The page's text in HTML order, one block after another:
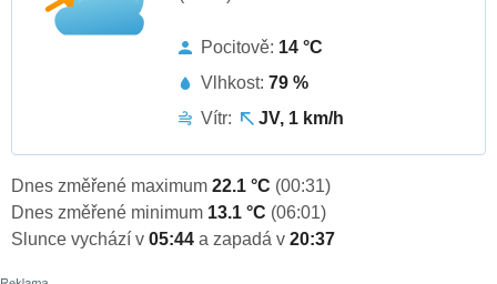
Pocitově: 14 °C
Vlhkost: 79 %
Vítr:
JV, 1 km/h
Dnes změřené maximum 22.1 °C (00:31)
Dnes změřené minimum 13.1 °C (06:01)
Slunce vychází v 05:44 a zapadá v 20:37